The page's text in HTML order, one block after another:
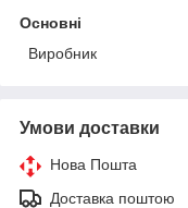
Основні
Виробник
Умови доставки
Нова Пошта
Доставка поштою